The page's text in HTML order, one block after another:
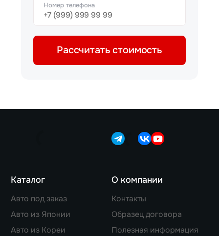
Номер телефона
Рассчитать стоимость
Каталог
Авто под заказ
Авто из Японии
Авто из Кореи
О компании
Контакты
Образец договора
Полезная информация